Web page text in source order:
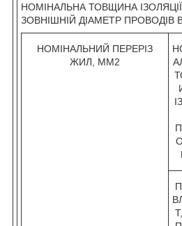
НОМІНАЛЬНА ТОВЩИНА
ЗОВНІШНІЙ ДІАМЕТР ПРОВОДІВ
НОМІНАЛЬНИЙ ПЕРЕРІЗ
ЖИЛ, ММ2
П
Т,